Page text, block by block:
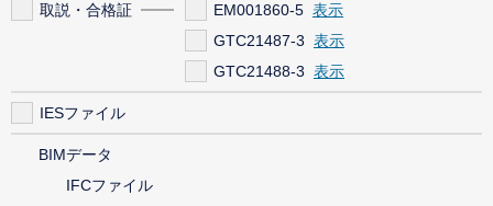
取説・合格証
EM001860-5
GTC21487-3
GTC21488-3
IESファイル
BIMデータ
IFCファイル